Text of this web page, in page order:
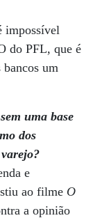
impossível
do PFL, que é
um
uma base
dos
e
ao filme O
a opinião